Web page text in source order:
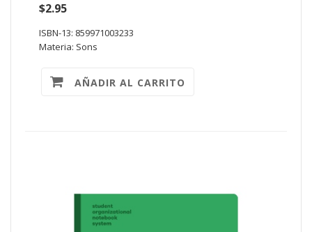
$2.95
ISBN-13: 859971003233
Materia: Sons
AÑADIR AL CARRITO